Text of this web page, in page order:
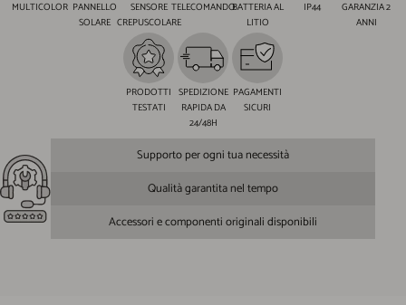
MULTICOLOR PANNELLO
SOLARE
SENSORE
CREPUSCOLARE
TELECOMANDOBATTERIA AL
LITIO
IP44
GARANZIA 2
ANNI
PRODOTTI
TESTATI
SPEDIZIONE
RAPIDA DA
24/48H
PAGAMENTI
SICURI
Supporto per ogni tua necessità
Qualità garantita nel tempo
Accessori e componenti originali disponibili